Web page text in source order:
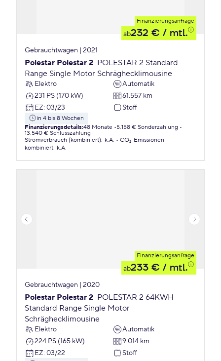
Finanzierungsanfrage
ab232 € / mtl.
Gebrauchtwagen | 2021
Polestar Polestar 2 POLESTAR 2 Standard
Range Single Motor Schräghecklimousine
Elektro
Automatik
231 PS (170 kW)
61.557 km
EZ: 03/23 Stoff
in 4 bis 8 Wochen
Finanzierungsdetails:48 Monate 5.158 € Sonderzahlung
13.540 € Schlusszahlung
Stromverbrauch (kombiniert): k.A.
CO₂-Emissionen
kombiniert: k.A.
Finanzierungsanfrage
ab233 € / mtl.
Gebrauchtwagen | 2020
Polestar Polestar 2 POLESTAR 2 64KWH
Standard Range Single Motor
Schräghecklimousine
Elektro
Automatik
224 PS (165 kW)
9.014 km
EZ: 03/22 Stoff